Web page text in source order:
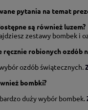
pytania na temat
są również luzem?
zestawy bombek i
ręcznie robionych ozdób
ozdób świątecznych.
bombki?
duży wybór bombek.